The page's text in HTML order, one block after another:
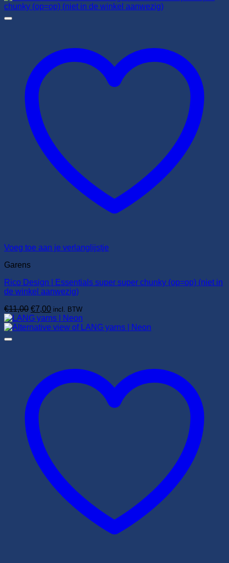
Voeg toe aan je verlanglijstje
Garens
Rico Design | Essentials super super chunky (op=op) (niet in
de winkel aanwezig)
€11,00 Oorspronkelijke
prijs
was:
€7,00Huidige
prijs
is:
incl. BTW